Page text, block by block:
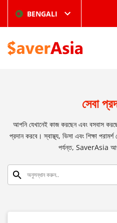
BENGALI
সেবা
আপনি যেখানেই কাজ করছেন এবং বসবাস
প্রদান করবে। স্বাস্থ্য, ভিসা এবং শিক্ষা
পর্যন্ত, SaverAsia